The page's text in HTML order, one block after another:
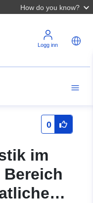
How do you know?
Logg inn
0
im